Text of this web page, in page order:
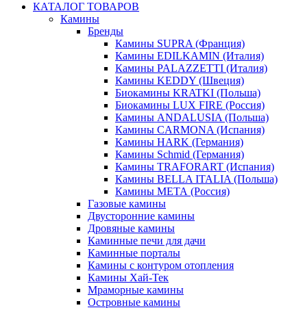
КАТАЛОГ ТОВАРОВ
Камины
Бренды
Камины SUPRA (Франция)
Камины EDILKAMIN (Италия)
Камины PALAZZETTI (Италия)
Камины KEDDY (Швеция)
Биокамины KRATKI (Польша)
Биокамины LUX FIRE (Россия)
Камины ANDALUSIA (Польша)
Камины CARMONA (Испания)
Камины HARK (Германия)
Камины Schmid (Германия)
Камины TRAFORART (Испания)
Камины BELLA ITALIA (Польша)
Камины МЕТА (Россия)
Газовые камины
Двусторонние камины
Дровяные камины
Каминные печи для дачи
Каминные порталы
Камины с контуром отопления
Камины Хай-Тек
Мраморные камины
Островные камины